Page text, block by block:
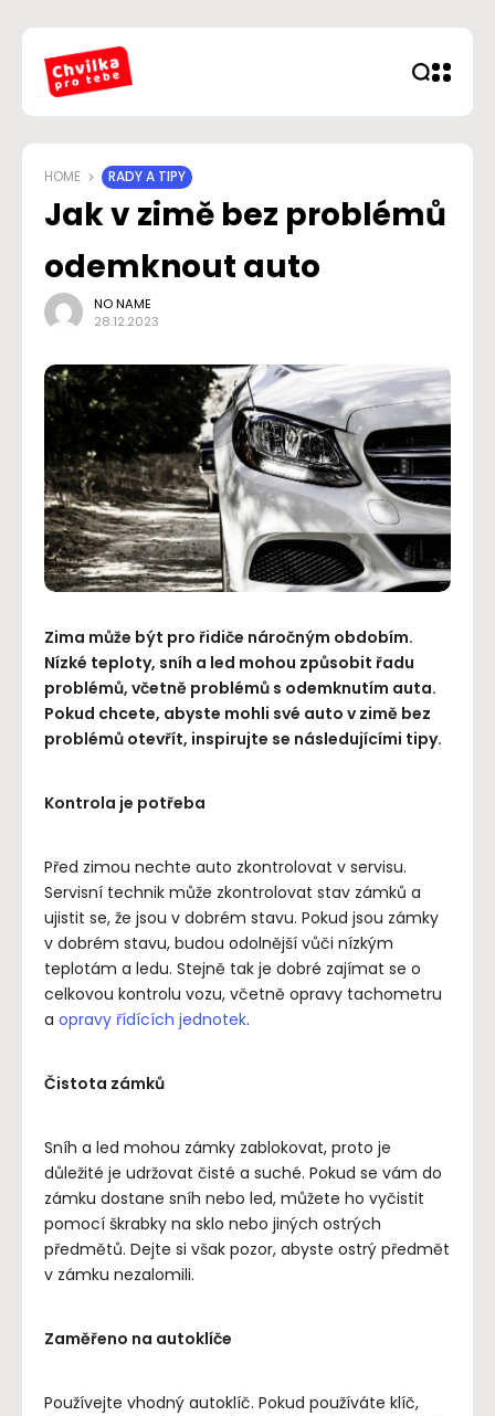
HOME RADY A TIPY
Jak v zimě bez problémů
odemknout auto
NO NAME
28.12.2023
Zima může být pro řidiče náročným obdobím.
Nízké teploty, sníh a led mohou způsobit řadu
problémů, včetně problémů s odemknutím auta.
Pokud chcete, abyste mohli své auto v zimě bez
problémů otevřít, inspirujte se následujícími tipy.
Kontrola je potřeba
Před zimou nechte auto zkontrolovat v servisu.
Servisní technik může zkontrolovat stav zámků a
ujistit se, že jsou v dobrém stavu. Pokud jsou zámky
v dobrém stavu, budou odolnější vůči nízkým
teplotám a ledu. Stejně tak je dobré zajímat se o
celkovou kontrolu vozu, včetně opravy tachometru
a opravy řídících jednotek.
Čistota zámků
Sníh a led mohou zámky zablokovat, proto je
důležité je udržovat čisté a suché. Pokud se vám do
zámku dostane sníh nebo led, můžete ho vyčistit
pomocí škrabky na sklo nebo jiných ostrých
předmětů. Dejte si však pozor, abyste ostrý předmět
v zámku nezalomili.
Zaměřeno na autoklíče
Používejte vhodný autoklíč. Pokud používáte klíč,